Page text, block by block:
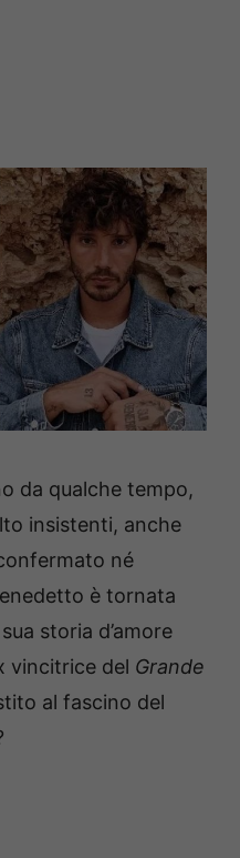
da qualche tempo,
insistenti, anche
né
è tornata
storia d’amore
vincitrice del Grande
al fascino del